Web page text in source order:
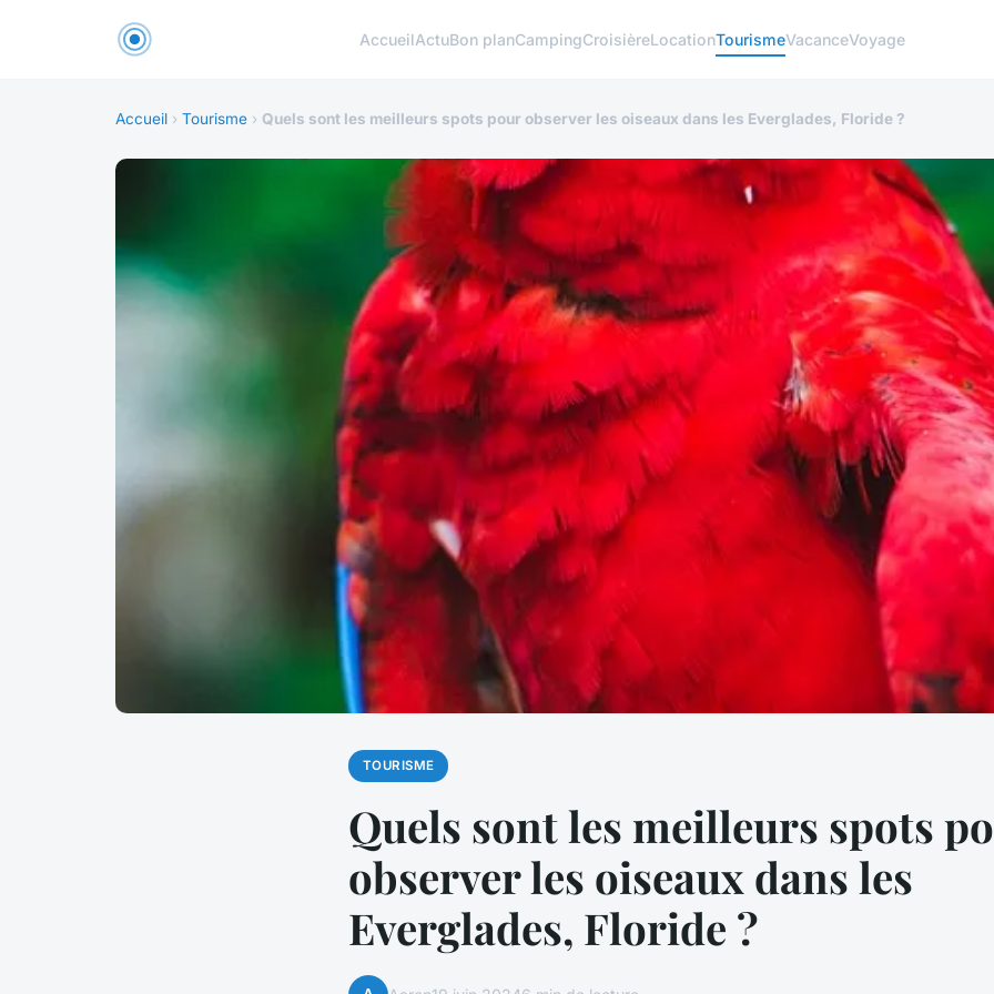
AccueilActuBon planCampingCroisièreLocationTourismeVacanceVoyage
Accueil › Tourisme › Quels sont les meilleurs spots pour observer les oiseaux dans les Everglades, Floride ?
TOURISME
Quels sont les meilleurs spots
observer les oiseaux dans les
Everglades, Floride ?